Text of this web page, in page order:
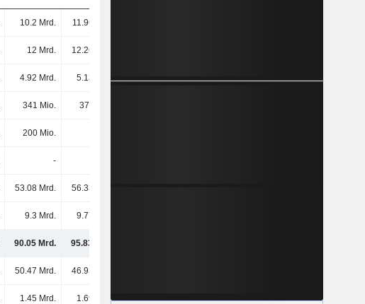
10.2 Mrd. 11.96 Mrd.
12 Mrd. 12.26 Mrd.
4.92 Mrd. 5.13 Mrd.
341 Mio. 373 Mio.
200 Mio.
-
53.08 Mrd. 56.33 Mrd.
9.3 Mrd. 9.77 Mrd.
90.05 Mrd. 95.83 Mrd.
50.47 Mrd. 46.93 Mrd.
1.45 Mrd. 1.69 Mrd. 1.92 Mrd. 2.07 Mrd.